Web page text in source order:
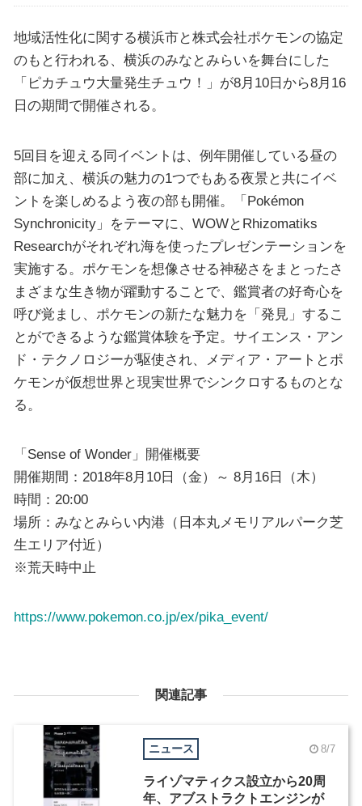
地域活性化に関する横浜市と株式会社ポケモンの協定
のもと行われる、横浜のみなとみらいを舞台にした
「ピカチュウ大量発生チュウ！」が8月10日から8月16
日の期間で開催される。
5回目を迎える同イベントは、例年開催している昼の
部に加え、横浜の魅力の1つでもある夜景と共にイベ
ントを楽しめるよう夜の部も開催。「Pokémon
Synchronicity」をテーマに、WOWとRhizomatiks
Researchがそれぞれ海を使ったプレゼンテーションを
実施する。ポケモンを想像させる神秘さをまとったさ
まざまな生き物が躍動することで、鑑賞者の好奇心を
呼び覚まし、ポケモンの新たな魅力を「発見」するこ
とができるような鑑賞体験を予定。サイエンス・アン
ド・テクノロジーが駆使され、メディア・アートとポ
ケモンが仮想世界と現実世界でシンクロするものとな
る。
「Sense of Wonder」開催概要
開催期間：2018年8月10日（金）～ 8月16日（木）
時間：20:00
場所：みなとみらい内港（日本丸メモリアルパーク芝
生エリア付近）
※荒天時中止
https://www.pokemon.co.jp/ex/pika_event/
関連記事
ニュース 8/7
ライゾマティクス設立から20周
年、アブストラクトエンジンが